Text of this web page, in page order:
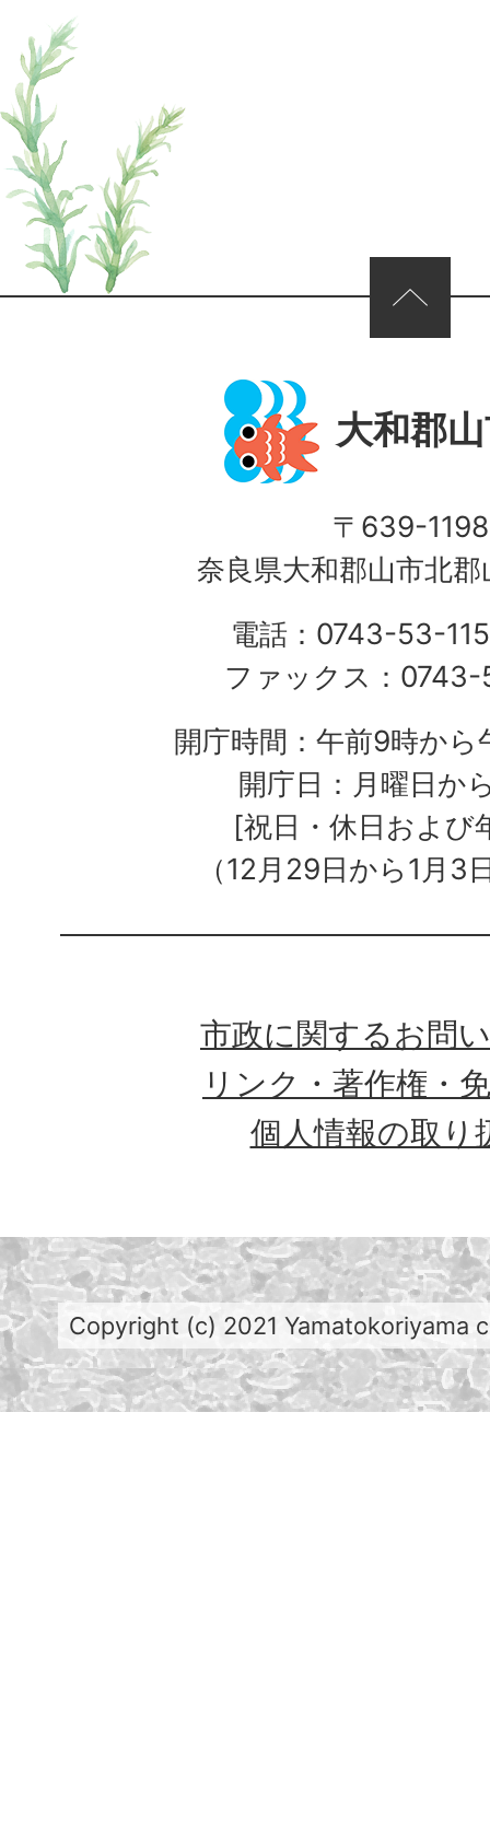
ページの先頭へ
大和郡
〒639-1198
奈良県大和郡山市北
電話：0743-53-
ファックス：
開庁時間：午前9時か
開庁日：月曜日か
[祝日・休日および
（12月29日から1月3
市政に関するお問
リンク・著作権・
個人情報の取り
Copyright (c) 2021 Yamatokoriyama